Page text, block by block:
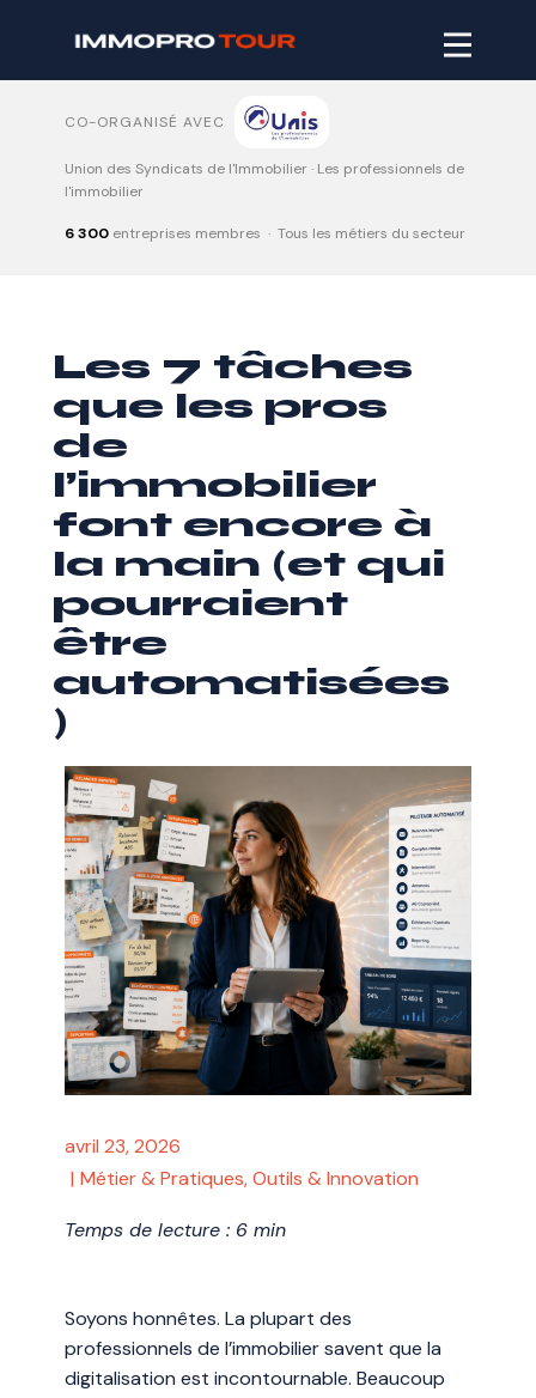
S'inscrire
Blog
Contact
CO-ORGANISÉ AVEC
Union des Syndicats de l'Immobilier · Les professionnels de
l'immobilier
6 300 entreprises membres · Tous les métiers du secteur
Les 7 tâches
que les pros
de
l’immobilier
font encore à
la main (et qui
pourraient
être
automatisées
)
avril 23, 2026
Métier & Pratiques,Outils & Innovation
Temps de lecture : 6 min
Soyons honnêtes. La plupart des
professionnels de l’immobilier savent que la
digitalisation est incontournable. Beaucoup